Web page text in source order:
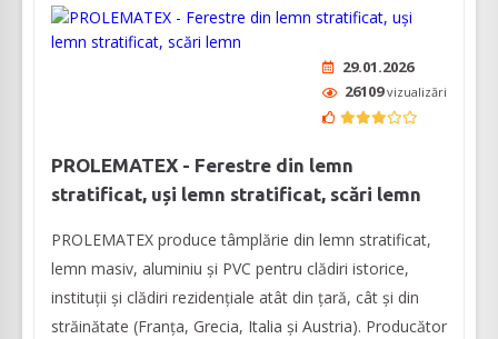
29.01.2026
26109vizualizări
PROLEMATEX - Ferestre din lemn
stratificat, uși lemn stratificat, scări lemn
PROLEMATEX produce tâmplărie din lemn stratificat,
lemn masiv, aluminiu și PVC pentru clădiri istorice,
instituții și clădiri rezidențiale atât din țară, cât și din
străinătate (Franța, Grecia, Italia și Austria). Producător